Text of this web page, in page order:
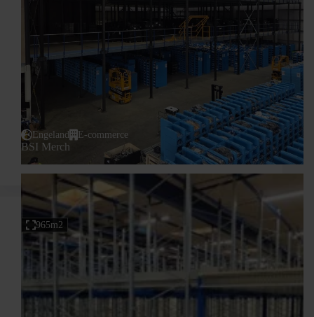
Engeland E-commerce
BSI Merch
965m2